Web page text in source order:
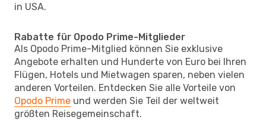
in USA.
Rabatte für Opodo Prime-Mitglieder
Als Opodo Prime-Mitglied können Sie exklusive
Angebote erhalten und Hunderte von Euro bei Ihren
Flügen, Hotels und Mietwagen sparen, neben vielen
anderen Vorteilen. Entdecken Sie alle Vorteile von
Opodo Prime und werden Sie Teil der weltweit
größten Reisegemeinschaft.